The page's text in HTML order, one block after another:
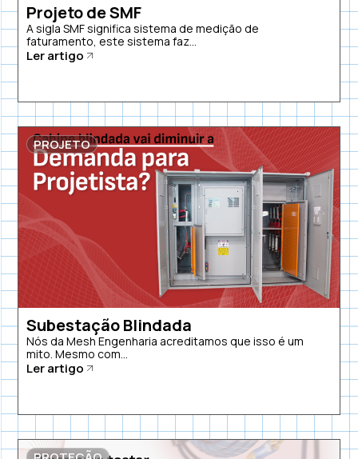
Projeto de SMF
A sigla SMF significa sistema de medição de
faturamento, este sistema faz...
Ler artigo
PROJETO
Subestação Blindada
Nós da Mesh Engenharia acreditamos que isso é um
mito. Mesmo com...
Ler artigo